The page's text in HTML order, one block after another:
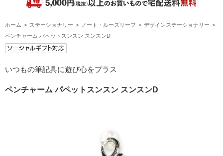
ホーム ステーショナリー ノート・ルーズリーフ
デザインステーショナリー
ペンチャーム パペットスンスン スンスンD
いつもの筆記具に遊び心をプラス
ペンチャーム パペットスンスン スンスンD